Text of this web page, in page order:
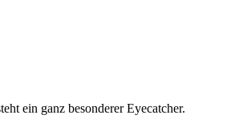
ein ganz besonderer Eyecatcher.